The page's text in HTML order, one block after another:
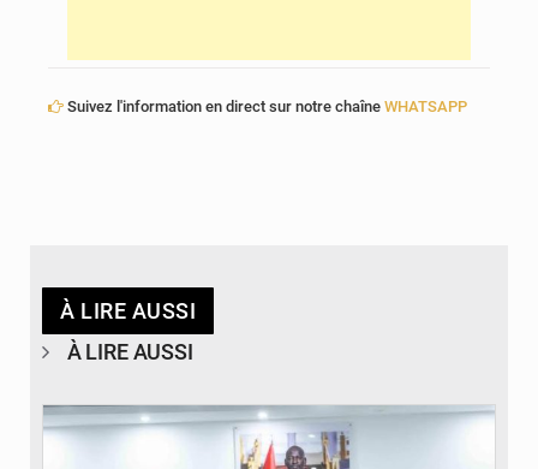
Suivez l'information en direct sur notre chaîne WHATSAPP
À LIRE AUSSI
À LIRE AUSSI